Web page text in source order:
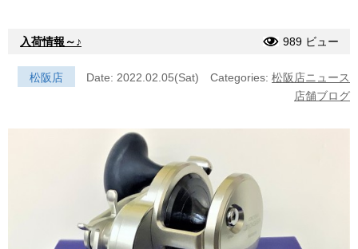
入荷情報～♪ 989 ビュー
松阪店 Date: 2022.02.05(Sat) Categories: 松阪店ニュース
店舗ブログ